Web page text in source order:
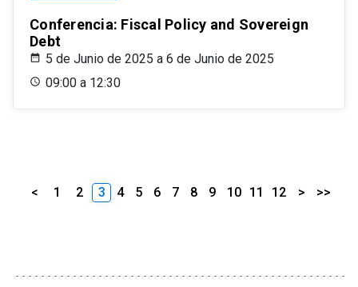
Conferencia: Fiscal Policy and Sovereign
Debt
5 de Junio de 2025 a 6 de Junio de 2025
09:00 a 12:30
< 1 2 3 4 5 6 7 8 9 10 11 12 > >>